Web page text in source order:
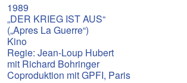
1989
„DER KRIEG IST AUS“
(„Apres La Guerre“)
Kino
Regie: Jean-Loup Hubert
mit Richard Bohringer
Coproduktion mit GPFI, Paris